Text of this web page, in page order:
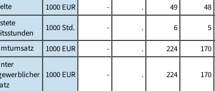
1000 EUR - . 49 48
1000 Std. - . 6 5
1000 EUR - . 224 170
1000 EUR - . 224 170